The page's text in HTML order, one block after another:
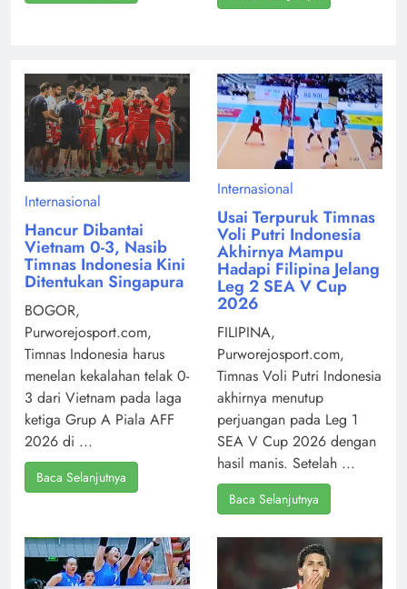
Internasional
Hancur Dibantai
Vietnam 0-3, Nasib
Timnas Indonesia Kini
Ditentukan Singapura
BOGOR,
Purworejosport.com,
Timnas Indonesia harus
menelan kekalahan telak 0-
3 dari Vietnam pada laga
ketiga Grup A Piala AFF
2026 di ...
Baca Selanjutnya
Internasional
Usai Terpuruk Timnas
Voli Putri Indonesia
Akhirnya Mampu
Hadapi Filipina Jelang
Leg 2 SEA V Cup
2026
FILIPINA,
Purworejosport.com,
Timnas Voli Putri Indonesia
akhirnya menutup
perjuangan pada Leg 1
SEA V Cup 2026 dengan
hasil manis. Setelah ...
Baca Selanjutnya